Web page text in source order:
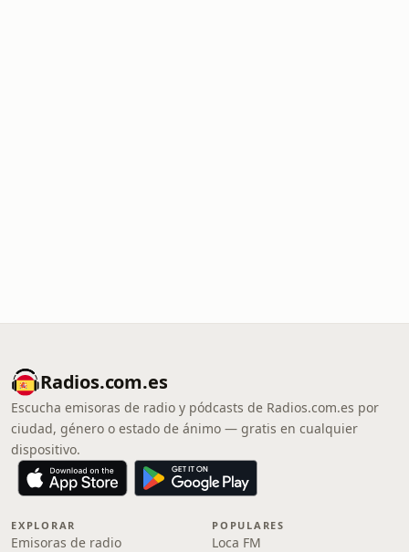
Radios.com.es
Escucha emisoras de radio y pódcasts de Radios.com.es por
ciudad, género o estado de ánimo — gratis en cualquier
dispositivo.
EXPLORAR
Emisoras de radio
POPULARES
Loca FM